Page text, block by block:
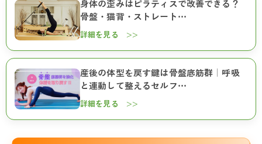
身体の歪みはピラティスで改善できる？
骨盤・猫背・ストレート…
詳細を見る >>
産後の体型を戻す鍵は骨盤底筋群｜呼吸
と連動して整えるセルフ…
詳細を見る >>